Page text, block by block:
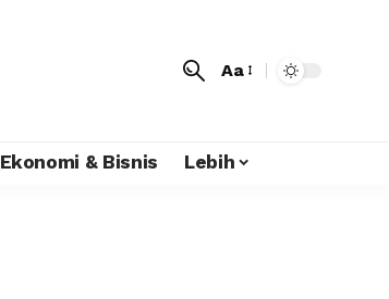
Aa
Ekonomi & Bisnis Lebih